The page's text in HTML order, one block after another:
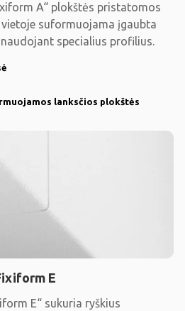
A“ plokštės pristatomos
suformuojama įgaubta
specialius profilius.
lanksčios plokštės
E
E“ sukuria ryškius